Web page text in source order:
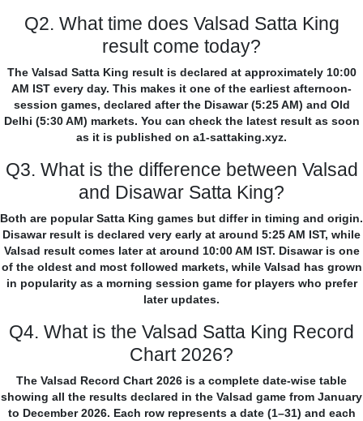
Q2. What time does Valsad Satta King
result come today?
The Valsad Satta King result is declared at approximately 10:00
AM IST every day. This makes it one of the earliest afternoon-
session games, declared after the Disawar (5:25 AM) and Old
Delhi (5:30 AM) markets. You can check the latest result as soon
as it is published on a1-sattaking.xyz.
Q3. What is the difference between Valsad
and Disawar Satta King?
Both are popular Satta King games but differ in timing and origin.
Disawar result is declared very early at around 5:25 AM IST, while
Valsad result comes later at around 10:00 AM IST. Disawar is one
of the oldest and most followed markets, while Valsad has grown
in popularity as a morning session game for players who prefer
later updates.
Q4. What is the Valsad Satta King Record
Chart 2026?
The Valsad Record Chart 2026 is a complete date-wise table
showing all the results declared in the Valsad game from January
to December 2026. Each row represents a date (1–31) and each